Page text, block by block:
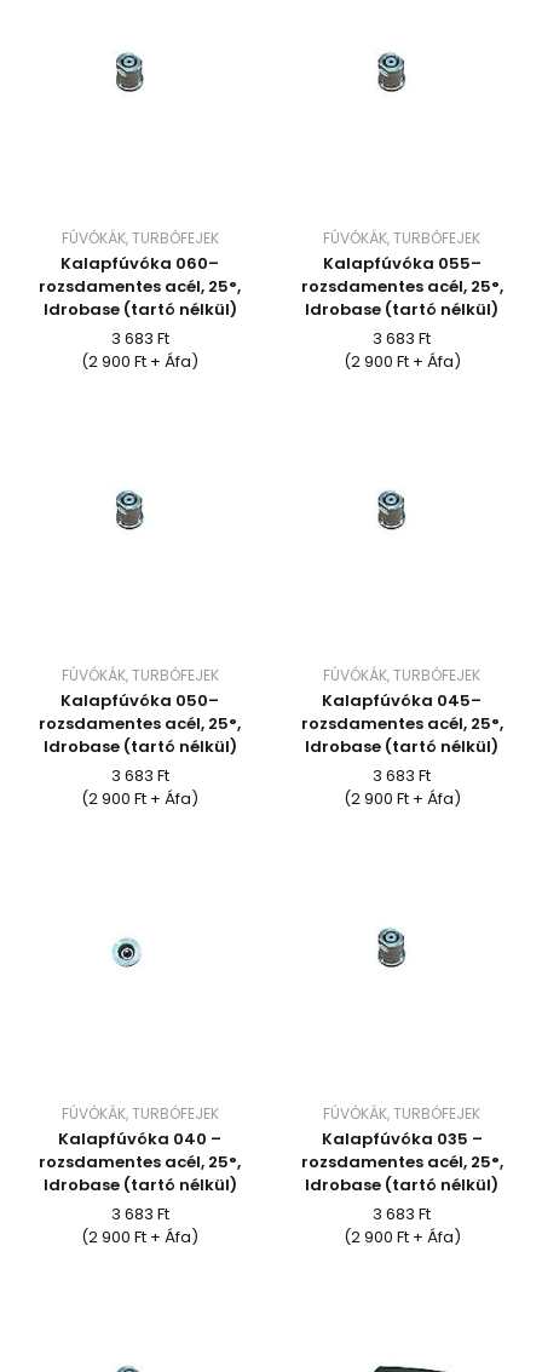
FÚVÓKÁK, TURBÓFEJEK
Kalapfúvóka 060–
rozsdamentes acél, 25°,
Idrobase (tartó nélkül)
3 683 Ft
(2 900 Ft + Áfa)
FÚVÓKÁK, TURBÓFEJEK
Kalapfúvóka 055–
rozsdamentes acél, 25°,
Idrobase (tartó nélkül)
3 683 Ft
(2 900 Ft + Áfa)
FÚVÓKÁK, TURBÓFEJEK
Kalapfúvóka 050–
rozsdamentes acél, 25°,
Idrobase (tartó nélkül)
3 683 Ft
(2 900 Ft + Áfa)
FÚVÓKÁK, TURBÓFEJEK
Kalapfúvóka 045–
rozsdamentes acél, 25°,
Idrobase (tartó nélkül)
3 683 Ft
(2 900 Ft + Áfa)
FÚVÓKÁK, TURBÓFEJEK
Kalapfúvóka 040 –
rozsdamentes acél, 25°,
Idrobase (tartó nélkül)
3 683 Ft
(2 900 Ft + Áfa)
FÚVÓKÁK, TURBÓFEJEK
Kalapfúvóka 035 –
rozsdamentes acél, 25°,
Idrobase (tartó nélkül)
3 683 Ft
(2 900 Ft + Áfa)